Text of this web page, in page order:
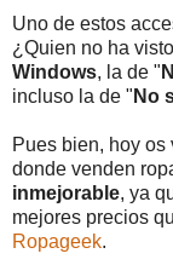
Uno de estos
¿Quien no ha
Windows, la de "
incluso la de " No
Pues bien, hoy
donde venden
inmejorable, ya
mejores precios
Ropageek.